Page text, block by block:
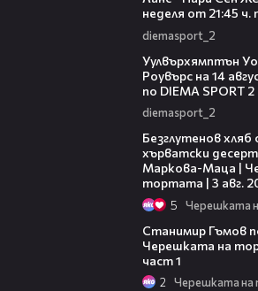
неделя от 21:45 ч.
diemasport_2
Уулвърхямптън
Роувърс на 14
по DIEMA SPORT 2
diemasport_2
Безглутенов
хърватски
Маркова-Маца |
тортата | 3 авг.
5
Станимир Гъмов
Черешката на
част 1
2